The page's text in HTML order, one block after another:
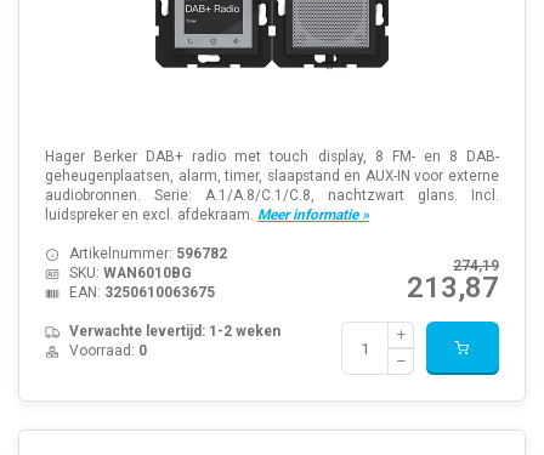
Hager Berker DAB+ radio met touch display, 8 FM- en 8 DAB-
geheugenplaatsen, alarm, timer, slaapstand en AUX-IN voor externe
audiobronnen. Serie: A.1/A.8/C.1/C.8, nachtzwart glans. Incl.
luidspreker en excl. afdekraam. Meer informatie »
274,19
213,87
Artikelnummer: 596782
SKU: WAN6010BG
EAN: 3250610063675
Verwachte levertijd: 1-2 weken
Voorraad: 0